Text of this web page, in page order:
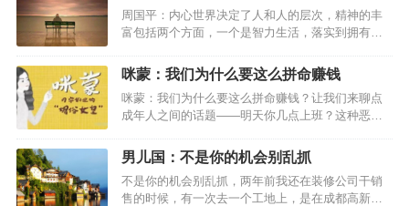
周国平：内心世界决定了人和人的层次，精神的丰
富包括两个方面，一个是智力生活，落实到拥有自
生活。这里说的情感是广义的，不只是爱情、亲
情、友情这些具体的情感形态…
咪蒙：我们为什么要这么拼命赚钱
咪蒙：我们为什么要这么拼命赚钱？让我们来聊点
成年人之间的话题——明天你几点上班？这种恶趣
们别浪了，该回家了，谁不想明天睡个懒觉？大家
都想一直活在安逸的假期里…
男儿国：不是你的机会别乱抓
不是你的机会别乱抓，两年前我还在装修公司干销
售的时候，有一次去一个工地上，是在成都高新西